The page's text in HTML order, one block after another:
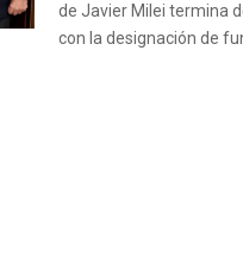
de Javier Milei termina
con la designación de